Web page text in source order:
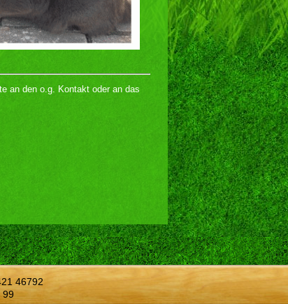
an den o.g. Kontakt oder an das
46792
99